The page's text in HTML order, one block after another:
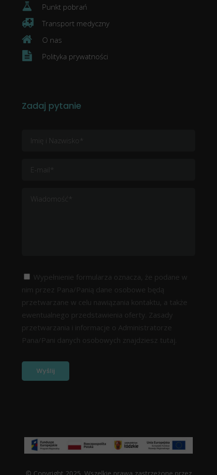
Punkt pobrań
Transport medyczny
O nas
Polityka prywatności
Zadaj pytanie
Wypełnienie formularza oznacza, że podane w
nim przez Pana/Panią dane osobowe będą
przetwarzane w celu nawiązania kontaktu, a także
ewentualnego przedstawienia oferty. Zasady
przetwarzania i informacje o Administratorze
Pana/Pani danych osobowych znajdziesz tutaj.
© Copyright 2025. Wszelkie prawa zastrzeżone przez